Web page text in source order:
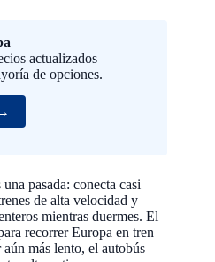
actualizados —
de opciones.
pasada: conecta casi
de alta velocidad y
mientras duermes. El
recorrer Europa en tren
más lento, el autobús